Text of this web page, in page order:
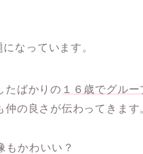
なっています。
たばかりの １６歳でグルー
仲の良さが伝わってきます
もかわいい？